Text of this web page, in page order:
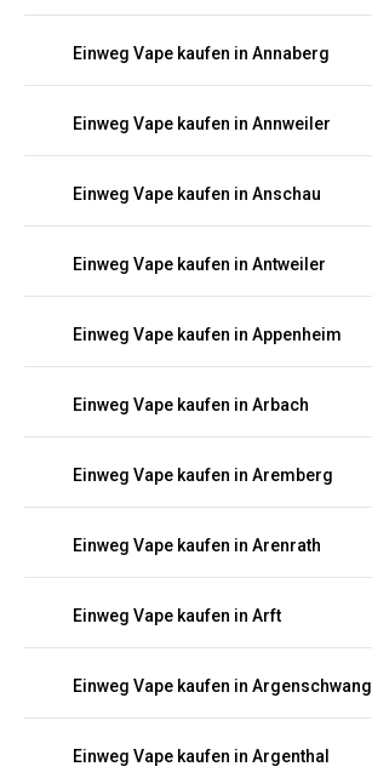
Einweg Vape kaufen in Annaberg
Einweg Vape kaufen in Annweiler
Einweg Vape kaufen in Anschau
Einweg Vape kaufen in Antweiler
Einweg Vape kaufen in Appenheim
Einweg Vape kaufen in Arbach
Einweg Vape kaufen in Aremberg
Einweg Vape kaufen in Arenrath
Einweg Vape kaufen in Arft
Einweg Vape kaufen in Argenschwang
Einweg Vape kaufen in Argenthal